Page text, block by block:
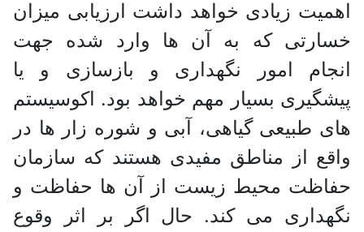
اهمیت زیادی خواهد داشت ارزیابی میزان
خسارتی که به آن ها وارد شده جهت
انجام امور نگهداری و بازسازی و یا
پیشگیری بسیار مهم خواهد بود. اکوسیستم
های طبیعی گیاهی، آبی و شوره زار ها در
واقع از مناطق مفیدی هستند که سازمان
حفاظت محیط زیست از آن ها حفاظت و
نگهداری می کند. حال اگر بر اثر وقوع